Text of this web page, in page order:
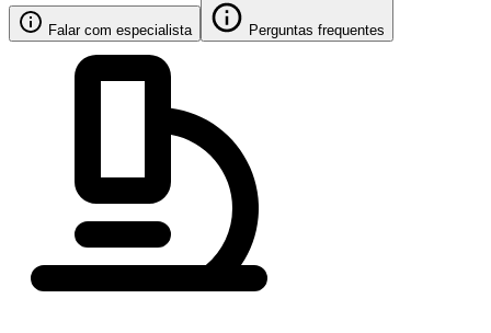
Falar com especialista Perguntas frequentes